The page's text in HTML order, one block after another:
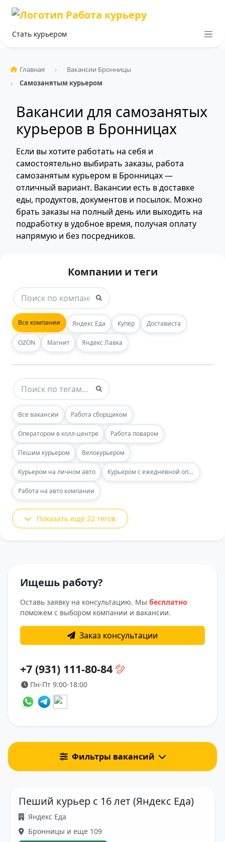
Стать курьером
Главная
Вакансии Бронницы
Самозанятым курьером
Вакансии для самозанятых
курьеров в Бронницах
Если вы хотите работать на себя и
самостоятельно выбирать заказы, работа
самозанятым курьером в Бронницах —
отличный вариант. Вакансии есть в доставке
еды, продуктов, документов и посылок. Можно
брать заказы на полный день или выходить на
подработку в удобное время, получая оплату
напрямую и без посредников.
Компании и теги
Все компании Яндекс Еда Купер Достависта
OZON Магнит Яндекс Лавка
Все вакансии Работа сборщиком
Оператором в колл-центре Работа поваром
Пешим курьером Велокурьером
Курьером на личном авто Курьером с ежедневной оплатой
Работа на авто компании
Показать еще 22 тегов
Фильтры вакансий
Ищешь работу?
Оставь заявку на консультацию. Мы бесплатно
поможем с выбором компании и вакансии.
Заказ консультации
+7 (931) 111-80-84
Пн-Пт 9:00-18:00
Пеший курьер с 16 лет (Яндекс Еда)
Яндекс Еда
Бронницы и еще 109